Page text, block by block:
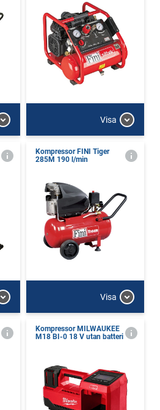
Visa
Kompressor FINI Tiger
285M 190 l/min
Visa
Kompressor MILWAUKEE
M18 BI-0 18 V utan batteri